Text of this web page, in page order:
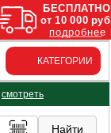
КАТЕГОРИИ
смотреть